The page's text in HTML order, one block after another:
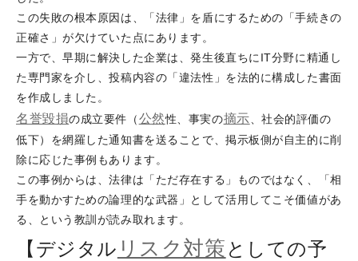
この失敗の根本原因は、「法律」を盾にするための「手続きの
正確さ」が欠けていた点にあります。
一方で、早期に解決した企業は、発生後直ちにIT分野に精通し
た専門家を介し、投稿内容の「違法性」を法的に構成した書面
を作成しました。
名誉毀損の成立要件（公然性、事実の摘示 、社会的評価の
低下）を網羅した通知書を送ることで、掲示板側が自主的に削
除に応じた事例もあります。
この事例からは、法律は「ただ存在する」ものではなく、「相
手を動かすための論理的な武器」として活用してこそ価値があ
る、という教訓が読み取れます。
【デジタル リスク対策 としての予